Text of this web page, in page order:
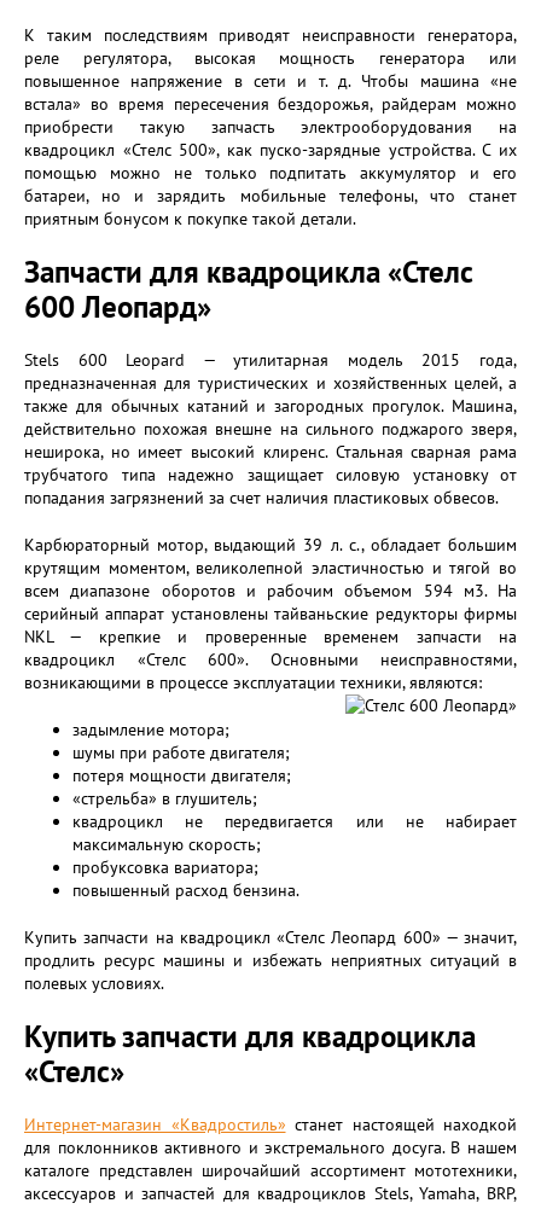
К таким последствиям приводят неисправности генератора,
реле регулятора, высокая мощность генератора или
повышенное напряжение в сети и т. д. Чтобы машина «не
встала» во время пересечения бездорожья, райдерам можно
приобрести такую запчасть электрооборудования на
квадроцикл «Стелс 500», как пуско-зарядные устройства. С их
помощью можно не только подпитать аккумулятор и его
батареи, но и зарядить мобильные телефоны, что станет
приятным бонусом к покупке такой детали.
Запчасти для квадроцикла «Стелс
600 Леопард»
Stels 600 Leopard — утилитарная модель 2015 года,
предназначенная для туристических и хозяйственных целей, а
также для обычных катаний и загородных прогулок. Машина,
действительно похожая внешне на сильного поджарого зверя,
неширока, но имеет высокий клиренс. Стальная сварная рама
трубчатого типа надежно защищает силовую установку от
попадания загрязнений за счет наличия пластиковых обвесов.
Карбюраторный мотор, выдающий 39 л. с., обладает большим
крутящим моментом, великолепной эластичностью и тягой во
всем диапазоне оборотов и рабочим объемом 594 м3. На
серийный аппарат установлены тайваньские редукторы фирмы
NKL — крепкие и проверенные временем запчасти на
квадроцикл «Стелс 600». Основными неисправностями,
возникающими в процессе эксплуатации техники, являются:
задымление мотора;
шумы при работе двигателя;
потеря мощности двигателя;
«стрельба» в глушитель;
квадроцикл не передвигается или не набирает
максимальную скорость;
пробуксовка вариатора;
повышенный расход бензина.
Купить запчасти на квадроцикл «Стелс Леопард 600» — значит,
продлить ресурс машины и избежать неприятных ситуаций в
полевых условиях.
Купить запчасти для квадроцикла
«Стелс»
Интернет-магазин «Квадростиль» станет настоящей находкой
для поклонников активного и экстремального досуга. В нашем
каталоге представлен широчайший ассортимент мототехники,
аксессуаров и запчастей для квадроциклов Stels, Yamaha, BRP,